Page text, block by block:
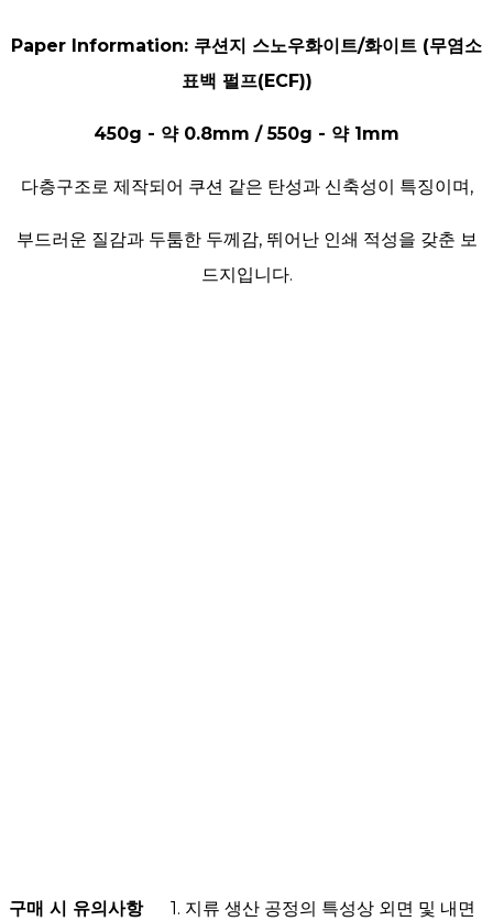
Paper Information: 쿠션지 스노우화이트/화이트 (무염소
표백 펄프(ECF))
450g - 약 0.8mm / 550g - 약 1mm
다층구조로 제작되어 쿠션 같은 탄성과 신축성이 특징이며,
부드러운 질감과 두툼한 두께감, 뛰어난 인쇄 적성을 갖춘 보
드지입니다.
구매 시 유의사항 1. 지류 생산 공정의 특성상 외면 및 내면